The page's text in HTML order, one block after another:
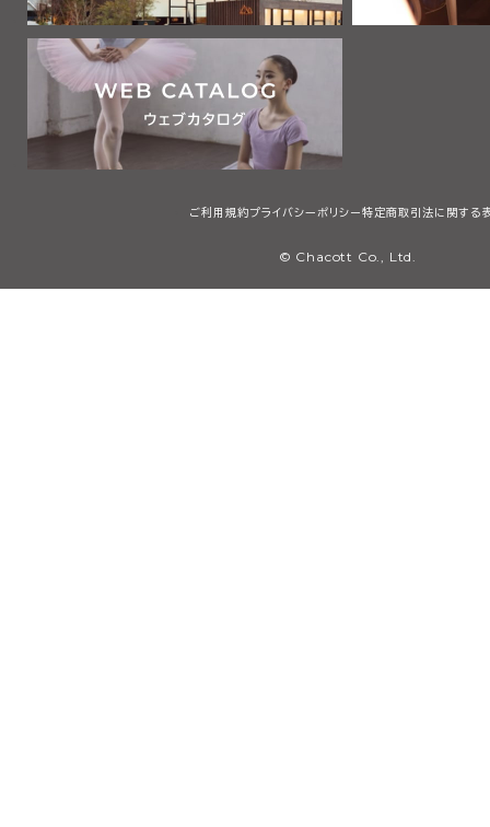
ご利用規約プライバシーポリシー 特定商取引法に関する
© Chacott Co., Ltd.